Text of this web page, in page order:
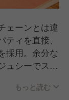
ェーンとは違
ィを直接、
採用。余分な
ュシーでスモ
キングのこだ
もっと読む